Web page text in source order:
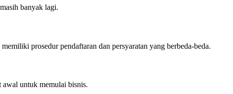
banyak lagi.
prosedur pendaftaran dan persyaratan yang berbeda-beda.
awal untuk memulai bisnis.